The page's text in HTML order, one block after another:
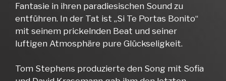
Fantasie in ihren paradiesischen Sound zu
entführen. In der Tat ist „Si Te Portas Bonito“
mit seinem prickelnden Beat und seiner
luftigen Atmosphäre pure Glückseligkeit.
Tom Stephens produzierte den Song mit Sofia